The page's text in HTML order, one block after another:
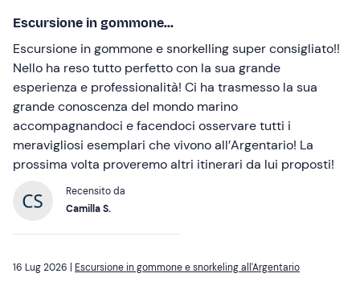
Escursione in gommone...
Escursione in gommone e snorkelling super consigliato!!
Nello ha reso tutto perfetto con la sua grande
esperienza e professionalità! Ci ha trasmesso la sua
grande conoscenza del mondo marino
accompagnandoci e facendoci osservare tutti i
meravigliosi esemplari che vivono all’Argentario! La
prossima volta proveremo altri itinerari da lui proposti!
Recensito da
Camilla S.
16 Lug 2026 | Escursione in gommone e snorkeling all'Argentario